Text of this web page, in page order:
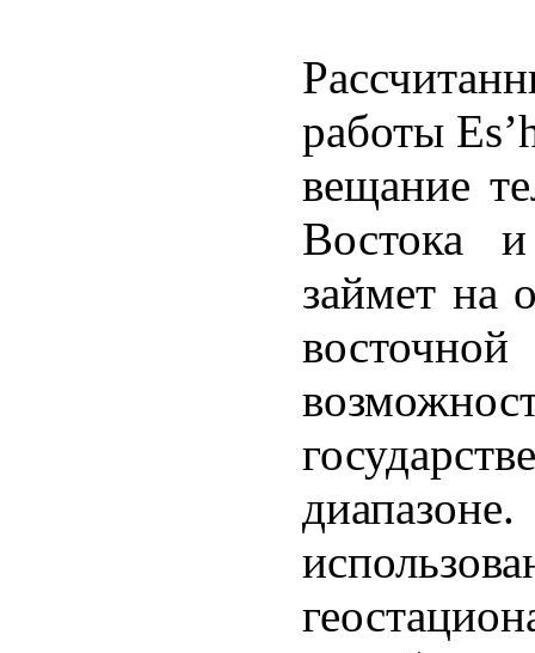
работы
вещание
Востока
займет на